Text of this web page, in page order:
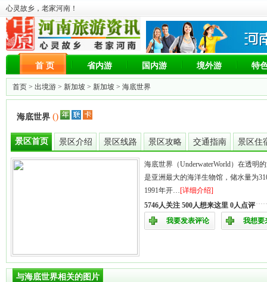
心灵故乡，老家河南！
首 页 省内游 国内游 境外游 特
首页 > 出境游 > 新加坡 > 新加坡 > 海底世界
海底世界 ()
景区首页 景区介绍 景区线路 景区攻略 交通指南 景区住
海底世界（UnderwaterWorld）在透明
是亚洲最大的海洋生物馆，储水量为
1991年开…[详细介绍]
5746人关注 500人想来这里 0人点评
我要发表评论
我想要
与海底世界相关的图片